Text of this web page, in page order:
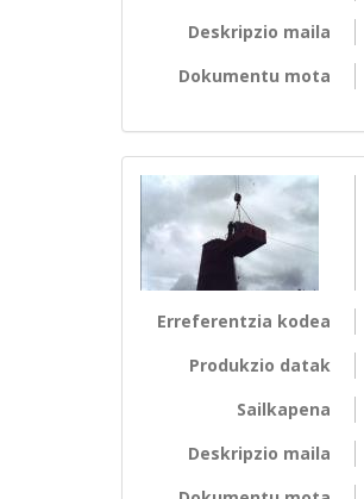
Deskripzio maila
Dokumentu mota
Erreferentzia kodea
Produkzio datak
Sailkapena
Deskripzio maila